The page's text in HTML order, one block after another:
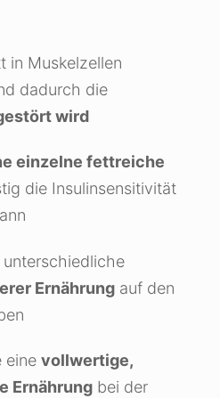
in Muskelzellen
dadurch die
wird
einzelne fettreiche
die Insulinsensitivität
Ernährung auf den
eine vollwertige,
Ernährung bei der